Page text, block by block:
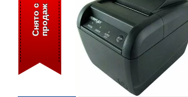
С
н
я
т
о
с
п
р
о
д
аж